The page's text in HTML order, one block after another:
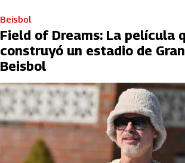
Beisbol
Field of Dreams: La película
construyó un estadio de
Beisbol